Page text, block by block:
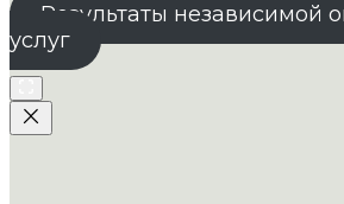
Результаты независимой
услуг